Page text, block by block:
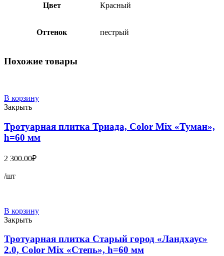
Цвет Красный
Оттенок пестрый
Похожие товары
В корзину
Закрыть
Тротуарная плитка Триада, Color Mix «Туман»,
h=60 мм
2 300.00₽
/шт
В корзину
Закрыть
Тротуарная плитка Старый город «Ландхаус»
2.0, Color Mix «Степь», h=60 мм